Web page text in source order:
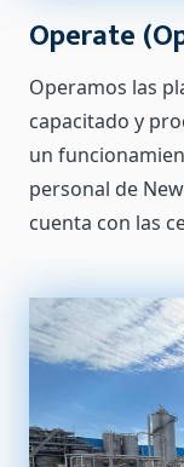
Operate
Operamos las
capacitado y
un
personal de
cuenta con las